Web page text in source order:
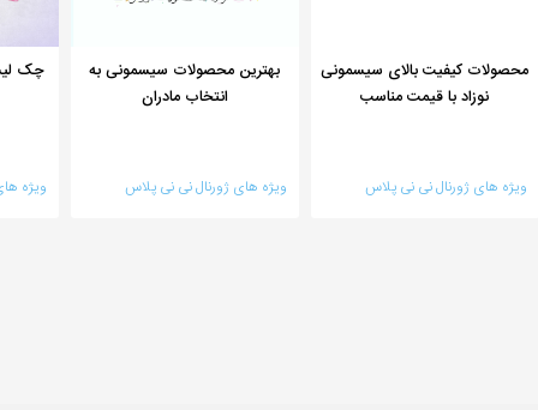
محصولات کیفیت بالای سیسمونی
نوزاد با قیمت مناسب
ویژه های ژورنال نی نی پلاس
بهترین محصولات سیسمونی به
انتخاب مادران
ویژه های ژورنال نی نی پلاس
چک
ویژه